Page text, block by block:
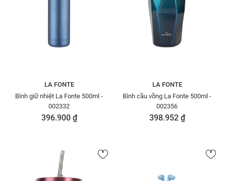
LA FONTE
Bình giữ nhiệt La Fonte 500ml -
002332
396.900 ₫
LA FONTE
Bình cầu vồng La Fonte 500ml -
002356
398.952 ₫